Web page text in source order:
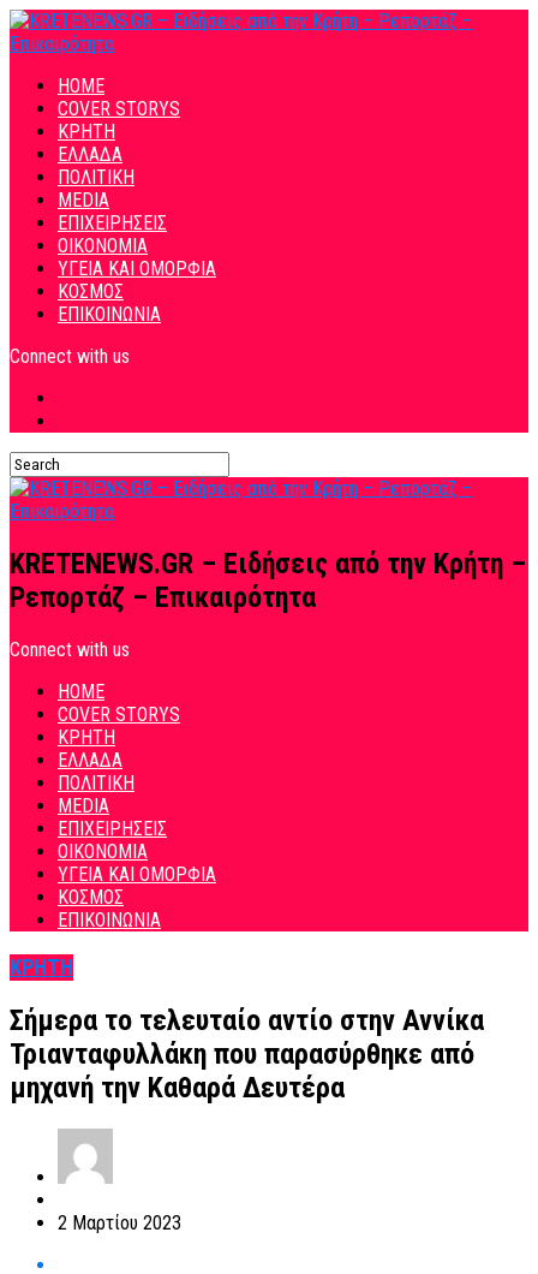
HOME
COVER STORYS
ΚΡΗΤΗ
ΕΛΛΑΔΑ
ΠΟΛΙΤΙΚΗ
MEDIA
ΕΠΙΧΕΙΡΗΣΕΙΣ
ΟΙΚΟΝΟΜΙΑ
ΥΓΕΙΑ ΚΑΙ ΟΜΟΡΦΙΑ
ΚΟΣΜΟΣ
ΕΠΙΚΟΙΝΩΝΙΑ
Connect with us
KRETENEWS.GR – Ειδήσεις από την Κρήτη –
Ρεπορτάζ – Επικαιρότητα
Connect with us
HOME
COVER STORYS
ΚΡΗΤΗ
ΕΛΛΑΔΑ
ΠΟΛΙΤΙΚΗ
MEDIA
ΕΠΙΧΕΙΡΗΣΕΙΣ
ΟΙΚΟΝΟΜΙΑ
ΥΓΕΙΑ ΚΑΙ ΟΜΟΡΦΙΑ
ΚΟΣΜΟΣ
ΕΠΙΚΟΙΝΩΝΙΑ
ΚΡΗΤΗ
Σήμερα το τελευταίο αντίο στην Αννίκα
Τριανταφυλλάκη που παρασύρθηκε από
μηχανή την Καθαρά Δευτέρα
2 Μαρτίου 2023